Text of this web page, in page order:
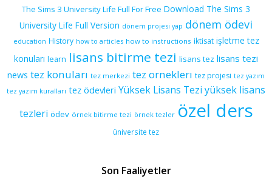
The Sims 3 University Life Full For Free Download The Sims 3
University Life Full Version dönem projesi yap dönem ödevi
education History how to articles how to instructions iktisat işletme tez
konuları learn lisans bitirme tezi lisans tez lisans tezi
news tez konuları tez merkezi tez orneklerı tez projesi tez yazım
tez yazım kuralları tez ödevleri Yüksek Lisans Tezi yüksek lisans
tezleri ödev örnek bitirme tezi örnek tezler özel ders
üniversite tez
Son Faaliyetler